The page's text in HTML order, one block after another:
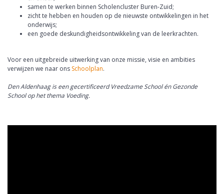
samen te werken binnen Scholencluster Buren-Zuid;
zicht te hebben en houden op de nieuwste ontwikkelingen in het
onderwijs;
een goede deskundigheidsontwikkeling van de leerkrachten.
Voor een uitgebreide uitwerking van onze missie, visie en ambities
verwijzen we naar ons Schoolplan.
Den Aldenhaag is een gecertificeerd Vreedzame School én Gezonde
School op het thema Voeding.